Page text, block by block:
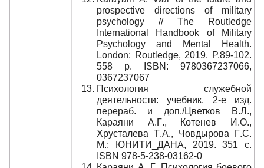
prospective directions of military
psychology // The Routledge
International Handbook of Military
Psychology and Mental Health.
London: Routledge, 2019. P.89-102.
558 р. ISBN: 9780367237066,
0367237067
Психология служебной
деятельности:учебник. 2-е изд.
перераб. и доп./Цветков В.Л .,
Караяни А.Г., Котенев И .О.,
Хрусталева Т.А., Човдырова Г.С.
М.: ЮНИТИ ДАНА, 2019.351 с.
ISBN 978-5-238-03162-0